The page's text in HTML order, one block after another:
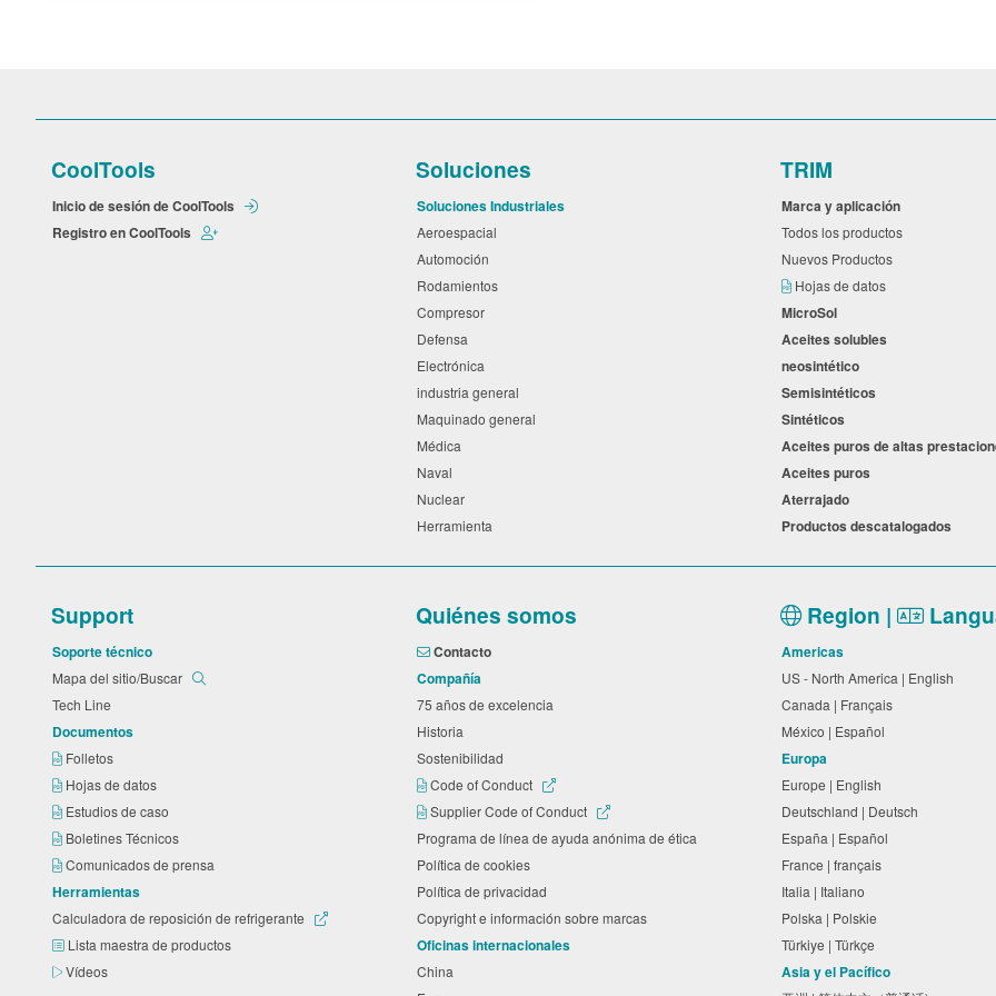
CoolTools
Inicio de sesión de CoolTools
Registro en CoolTools
Soluciones
Soluciones Industriales
Aeroespacial
Automoción
Rodamientos
Compresor
Defensa
Electrónica
industria general
Maquinado general
Médica
Naval
Nuclear
Herramienta
TRIM
Marca y aplicación
Todos los productos
Nuevos Productos
Hojas de datos
MicroSol
Aceites solubles
neosintético
Semisintéticos
Sintéticos
Aceites puros de altas
Aceites puros
Aterrajado
Productos descatalogados
Support
Soporte técnico
Mapa del sitio/Buscar
Tech Line
Documentos
Folletos
Hojas de datos
Estudios de caso
Boletines Técnicos
Comunicados de prensa
Herramientas
Calculadora de reposición de refrigerante
Lista maestra de productos
Vídeos
Quiénes somos
Contacto
Compañía
75 años de excelencia
Historia
Sostenibilidad
Code of Conduct
Supplier Code of Conduct
Programa de línea de ayuda anónima de ética
Política de cookies
Política de privacidad
Copyright e información sobre marcas
Oficinas internacionales
China
Region |
Americas
US - North America | English
Canada | Français
México | Español
Europa
Europe | English
Deutschland | Deutsch
España | Español
France | français
Italia | Italiano
Polska | Polskie
Türkiye | Türkçe
Asia y el Pacífico